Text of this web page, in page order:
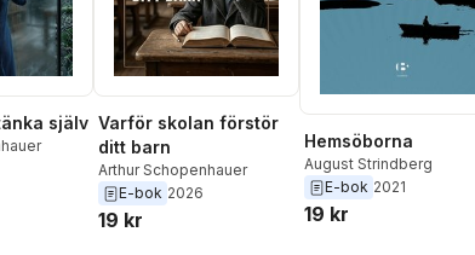
själv Varför skolan förstör
ditt barn
Arthur Schopenhauer
E-bok 2026
19 kr
Hemsöborna
August Strindberg
E-bok 2021
19 kr